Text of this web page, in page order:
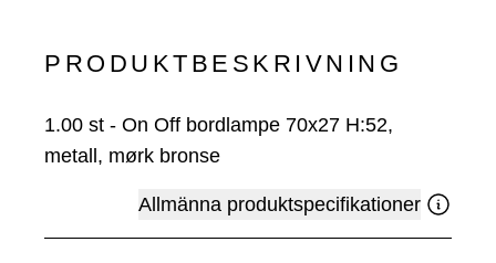
PRODUKTBESKRIVNING
1.00 st - On Off bordlampe 70x27 H:52,
metall, mørk bronse
Allmänna produktspecifikationer